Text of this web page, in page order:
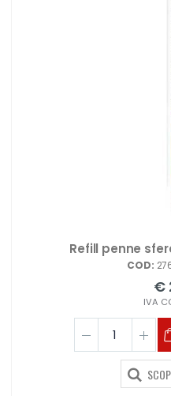
Refill penne
COD:
€
IVA